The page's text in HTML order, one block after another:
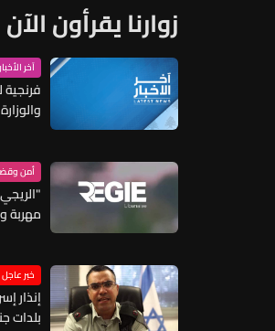
زوارنا يقرأون الآن
آخر الأخبار
فرنجية
أمن
مهربة
خبر عاجل
بلدات